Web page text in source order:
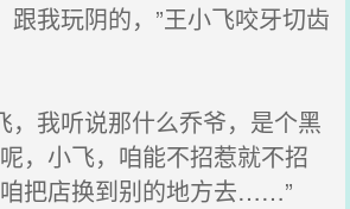
我玩阴的，”王小飞咬牙切齿
我听说那什么乔爷，是个黑
，小飞，咱能不招惹就不招
把店换到别的地方去……”